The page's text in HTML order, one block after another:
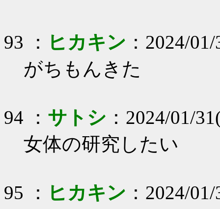
93 ： ヒカキン ：2024/
がちもんきた
94 ： サトシ ：2024/01/
女体の研究したい
95 ： ヒカキン ：2024/